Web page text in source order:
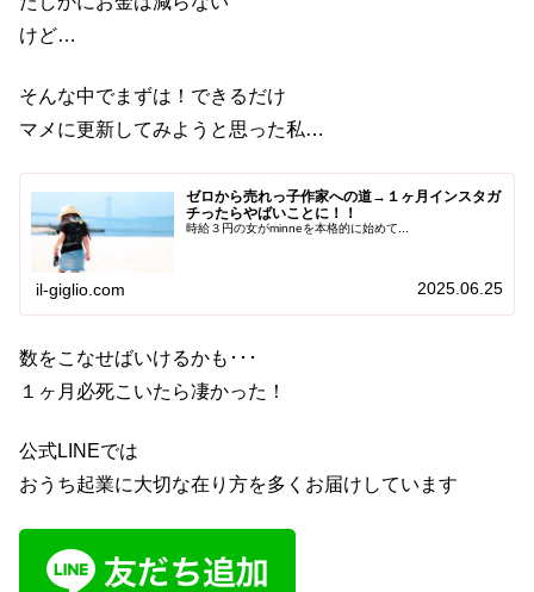
けど…
そんな中でまずは！できるだけ
マメに更新してみようと思った私…
ゼロから売れっ子作家への道→１ヶ月インスタガ
チったらやばいことに！！
時給３円の女がminneを本格的に始めて...
il-giglio.com 2025.06.25
数をこなせばいけるかも･･･
１ヶ月必死こいたら凄かった！
公式LINEでは
おうち起業に大切な在り方を多くお届けしています